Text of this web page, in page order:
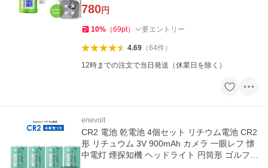
780円
10% （69pt） 要エントリー
4.69（64件）
12時までの注文で当日発送（休業日を除く）
enevolt
CR2 電池 乾電池 4個セット リチウム電池 CR2
形 リチュウム 3V 900mAh カメラ 一眼レフ 懐
中電灯 煙探知機 ヘッドライト 円筒形 ゴルフ